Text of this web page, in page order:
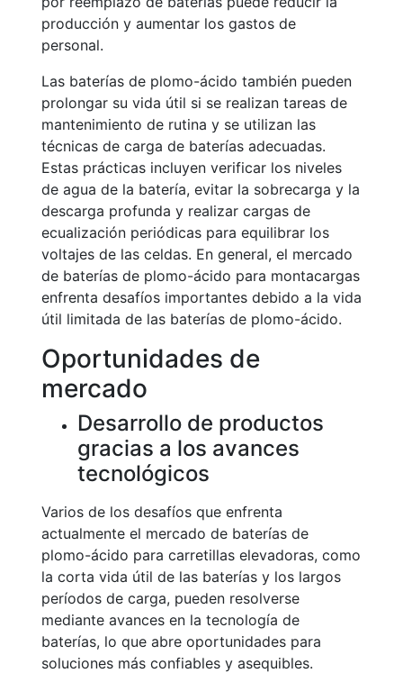
producción y aumentar los gastos de
personal.
Las baterías de plomo-ácido también pueden
prolongar su vida útil si se realizan tareas de
mantenimiento de rutina y se utilizan las
técnicas de carga de baterías adecuadas.
Estas prácticas incluyen verificar los niveles
de agua de la batería, evitar la sobrecarga y la
descarga profunda y realizar cargas de
ecualización periódicas para equilibrar los
voltajes de las celdas. En general, el mercado
de baterías de plomo-ácido para montacargas
enfrenta desafíos importantes debido a la vida
útil limitada de las baterías de plomo-ácido.
Oportunidades de
mercado
Desarrollo de productos
gracias a los avances
tecnológicos
Varios de los desafíos que enfrenta
actualmente el mercado de baterías de
plomo-ácido para carretillas elevadoras, como
la corta vida útil de las baterías y los largos
períodos de carga, pueden resolverse
mediante avances en la tecnología de
baterías, lo que abre oportunidades para
soluciones más confiables y asequibles.